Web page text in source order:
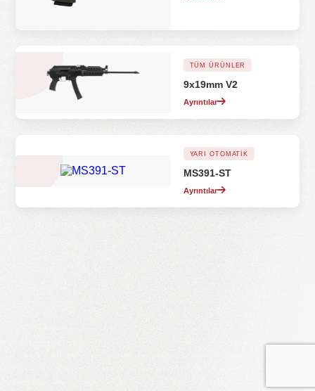
TÜM ÜRÜNLER
9x19mm V2
Ayrıntılar
YARI OTOMATIK
MS391-ST
Ayrıntılar